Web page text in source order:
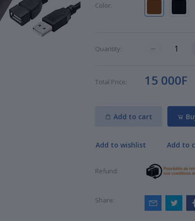
Color:
Quantity:
Total Price: 15 000F
Add to cart
Add to wishlist Add to
Refund:
Share: